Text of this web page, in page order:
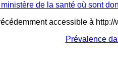
de la santé où sont
accessible à
Prévalence